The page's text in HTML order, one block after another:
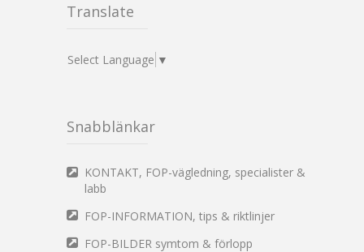
Translate
Select Language ▼
Snabblänkar
KONTAKT, FOP-vägledning, specialister &
labb
FOP-INFORMATION, tips & riktlinjer
FOP-BILDER symtom & förlopp